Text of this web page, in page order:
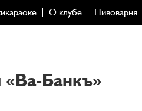
О клубе Пивоварня
Банкъ»